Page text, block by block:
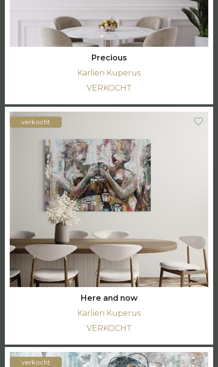
Precious
Karlien Kuperus
VERKOCHT
verkocht
Here and now
Karlien Kuperus
VERKOCHT
verkocht